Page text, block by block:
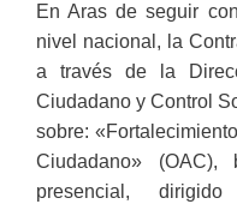
En Aras de seguir
nivel nacional, la
a través de la
Ciudadano y Control
sobre:
Ciudadano»
presencial,